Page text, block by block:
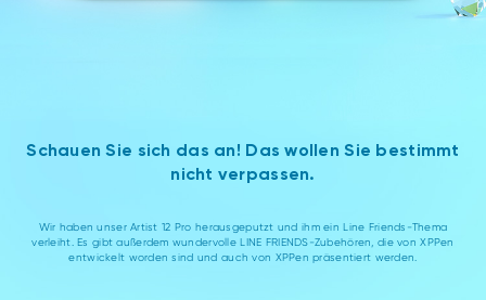
Schauen Sie sich das an! Das wollen Sie bestimmt
nicht verpassen.
Wir haben unser Artist 12 Pro herausgeputzt und ihm ein Line Friends-Thema
verleiht. Es gibt außerdem wundervolle LINE FRIENDS-Zubehören, die von XPPen
entwickelt worden sind und auch von XPPen präsentiert werden.